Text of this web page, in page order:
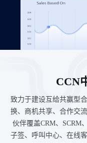
CCN
致力于建设互给共赢型
换、商机共享、合作交
伙伴覆盖CRM、SCRM
子签、呼叫中心、在线